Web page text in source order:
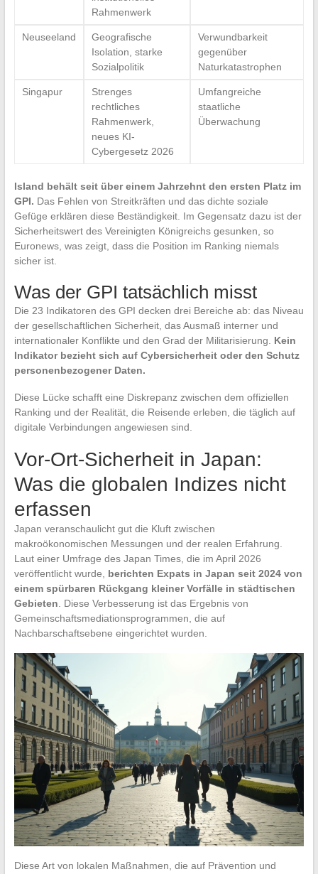
Rahmenwerk
Neuseeland
Geografische
Isolation, starke
Sozialpolitik
Verwundbarkeit
gegenüber
Naturkatastrophen
Singapur
Strenges
rechtliches
Rahmenwerk,
neues KI-
Cybergesetz 2026
Umfangreiche
staatliche
Überwachung
Island behält seit über einem Jahrzehnt den ersten Platz im
GPI. Das Fehlen von Streitkräften und das dichte soziale
Gefüge erklären diese Beständigkeit. Im Gegensatz dazu ist der
Sicherheitswert des Vereinigten Königreichs gesunken, so
Euronews, was zeigt, dass die Position im Ranking niemals
sicher ist.
Was der GPI tatsächlich misst
Die 23 Indikatoren des GPI decken drei Bereiche ab: das Niveau
der gesellschaftlichen Sicherheit, das Ausmaß interner und
internationaler Konflikte und den Grad der Militarisierung. Kein
Indikator bezieht sich auf Cybersicherheit oder den Schutz
personenbezogener Daten.
Diese Lücke schafft eine Diskrepanz zwischen dem offiziellen
Ranking und der Realität, die Reisende erleben, die täglich auf
digitale Verbindungen angewiesen sind.
Vor-Ort-Sicherheit in Japan:
Was die globalen Indizes nicht
erfassen
Japan veranschaulicht gut die Kluft zwischen
makroökonomischen Messungen und der realen Erfahrung.
Laut einer Umfrage des Japan Times, die im April 2026
veröffentlicht wurde, berichten Expats in Japan seit 2024 von
einem spürbaren Rückgang kleiner Vorfälle in städtischen
Gebieten . Diese Verbesserung ist das Ergebnis von
Gemeinschaftsmediationsprogrammen, die auf
Nachbarschaftsebene eingerichtet wurden.
Diese Art von lokalen Maßnahmen, die auf Prävention und